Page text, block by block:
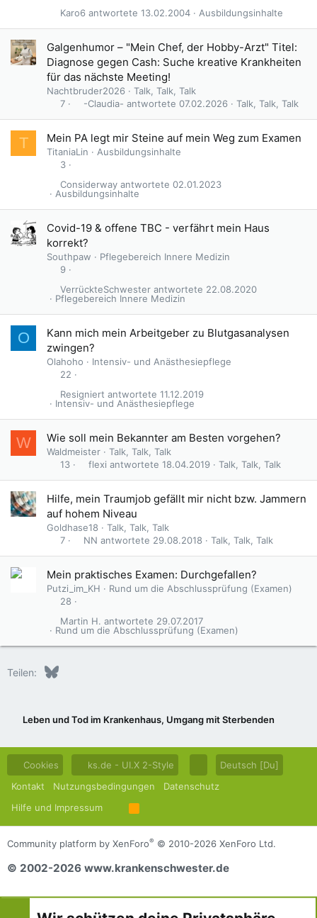
Ausbildungsinhalte
13.02.2004
Karo6
Galgenhumor – "Mein Chef, der Hobby-Arzt" Titel:
Diagnose gegen Cash: Suche kreative Krankheiten
für das nächste Meeting!
Nachtbruder2026
Talk, Talk, Talk
7
Talk, Talk, Talk
07.02.2026
-Claudia-
T Mein PA legt mir Steine auf mein Weg zum Examen
TitaniaLin
Ausbildungsinhalte
3
Ausbildungsinhalte
02.01.2023
Considerway
Covid-19 & offene TBC - verfährt mein Haus
korrekt?
Southpaw
Pflegebereich Innere Medizin
9
Pflegebereich Innere Medizin
22.08.2020
VerrückteSchwester
O
Kann mich mein Arbeitgeber zu Blutgasanalysen
zwingen?
Olahoho
Intensiv- und Anästhesiepflege
22
Intensiv- und Anästhesiepflege
11.12.2019
Resigniert
W Wie soll mein Bekannter am Besten vorgehen?
Waldmeister
Talk, Talk, Talk
13
Talk, Talk, Talk
18.04.2019
flexi
Hilfe, mein Traumjob gefällt mir nicht bzw. Jammern
auf hohem Niveau
Goldhase18
Talk, Talk, Talk
7
Talk, Talk, Talk
29.08.2018
NN
Mein praktisches Examen: Durchgefallen?
Putzi_im_KH
Rund um die Abschlussprüfung (Examen)
28
Rund um die Abschlussprüfung (Examen)
29.07.2017
Martin H.
Teilen: Bluesky
Leben und Tod im Krankenhaus, Umgang mit Sterbenden
Cookies ks.de - UI.X 2-Style
Deutsch [Du]
Kontakt
Nutzungsbedingungen
Datenschutz
Hilfe und Impressum
R
S
S
Community platform by XenForo® © 2010-2026 XenForo Ltd.
© 2002-2026 www.krankenschwester.de